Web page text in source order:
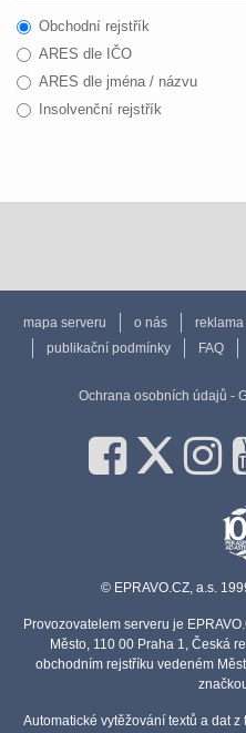
Obchodní rejstřík
ARES dle IČO
ARES dle jména / názvu
Insolvenční rejstřík
mapa serveru o nás reklama
publikační podmínky
FAQ
Ochrana osobních údajů -
© EPRAVO.CZ, a.s.
Provozovatelem serveru je
Město, 110 00 Praha 1, Česká
obchodním rejstříku vedeném
Automatické vytěžování textů a dat